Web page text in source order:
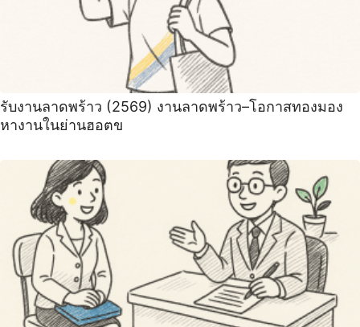
รับงานลาดพร้าว (2569) งานลาดพร้าว–โอกาสทองมอง
หางานในย่านฮอตข